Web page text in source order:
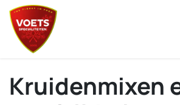
Overslaan naar inhoud
Kruidenmixen